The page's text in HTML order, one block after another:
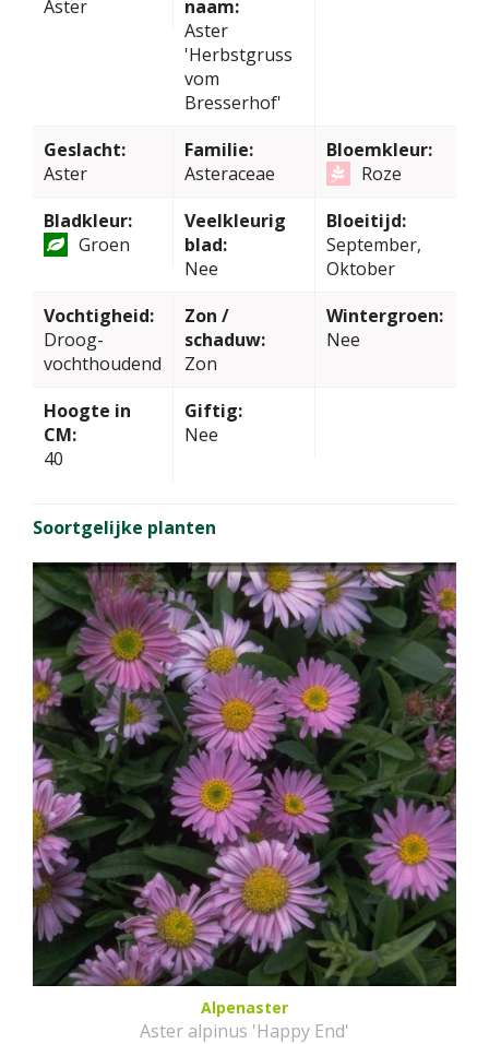
Aster
naam:
Aster
'Herbstgruss
vom
Bresserhof'
Geslacht:
Aster
Familie:
Asteraceae
Bloemkleur:
Roze
Bladkleur:
Groen
Veelkleurig
blad:
Nee
Bloeitijd:
September,
Oktober
Vochtigheid:
Droog-
vochthoudend
Zon /
schaduw:
Zon
Wintergroen:
Nee
Hoogte in
CM:
40
Giftig:
Nee
Soortgelijke planten
Alpenaster
Aster alpinus 'Happy End'